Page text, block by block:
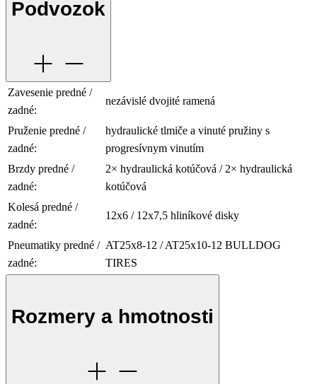
Podvozok
Zavesenie predné /
zadné:
nezávislé dvojité ramená
Pruženie predné /
zadné:
hydraulické tlmiče a vinuté pružiny s
progresívnym vinutím
Brzdy predné /
zadné:
2× hydraulická kotúčová / 2× hydraulická
kotúčová
Kolesá predné /
zadné:
12x6 / 12x7,5 hliníkové disky
Pneumatiky predné /
zadné:
AT25x8-12 / AT25x10-12 BULLDOG
TIRES
Rozmery a hmotnosti